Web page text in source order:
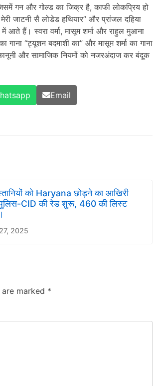
गन और गोल्ड का जिक्र है, काफी लोकप्रिय हो
जाटनी सै लोडेड हथियार” और प्रांजल दहिया
आते हैं। स्वरा वर्मा, मासूम शर्मा और राहुल मुआना
गाना “ट्यूशन बदमाशी का” और मासूम शर्मा का गाना
और सामाजिक नियमों को नजरअंदाज कर बंदूक
Email
को Haryana छोड़ने का आखिरी
CID की रेड शुरू, 460 की लिस्ट
2025
marked *